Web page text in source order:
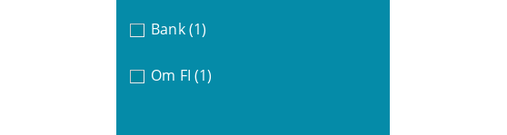
Bank (1)
Om FI (1)